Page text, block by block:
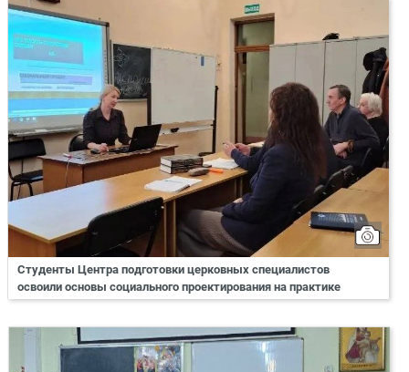
Студенты Центра подготовки церковных специалистов
освоили основы социального проектирования на практике